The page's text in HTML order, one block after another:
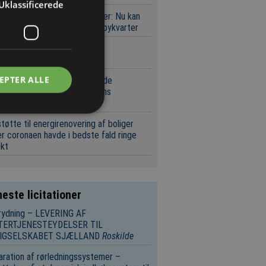
og 900.000 etagemeter: Nu kan
bydes på Nordhavns næste bykvarter
køber dansk
får ansvaret for at udvide
rundt om Københavns
til energirenovering af boliger
coronaen havde i bedste fald ringe
licitationer
– LEVERING AF
TIL
SJÆLLAND Roskilde
af rørledningssystemer –
ALLE